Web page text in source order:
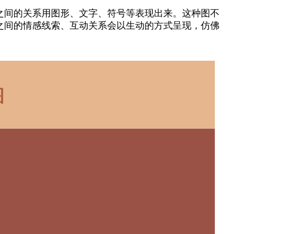
的关系用图形、文字、符号等表现出来。这种图不
的情感线索、互动关系会以生动的方式呈现，仿佛